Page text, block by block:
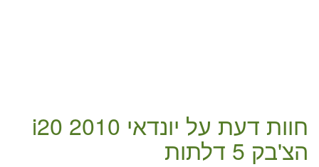
חוות דעת על יונדאי i20 2010
הצ'בק 5 דלתות